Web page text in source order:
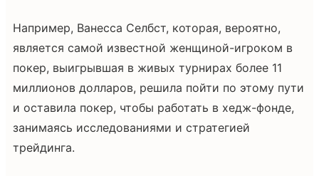
Например, Ванесса Селбст, которая, вероятно,
является самой известной женщиной-игроком в
покер, выигрывшая в живых турнирах более 11
миллионов долларов, решила пойти по этому пути
и оставила покер, чтобы работать в хедж-фонде,
занимаясь исследованиями и стратегией
трейдинга.